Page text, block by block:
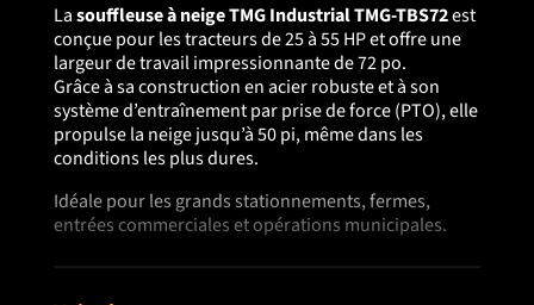
Lasouffleuse à neige TMG Industrial TMG-TBS72est
conçue pour les tracteurs de 25 à 55 HP et offre une
largeur de travail impressionnante de 72 po.
Grâce à sa construction en acier robuste et à son
système d’entraînement par prise de force (PTO), elle
propulse la neige jusqu’à 50 pi, même dans les
conditions les plus dures.
Idéale pour les grands stationnements, fermes,
entrées commerciales et opérations municipales.